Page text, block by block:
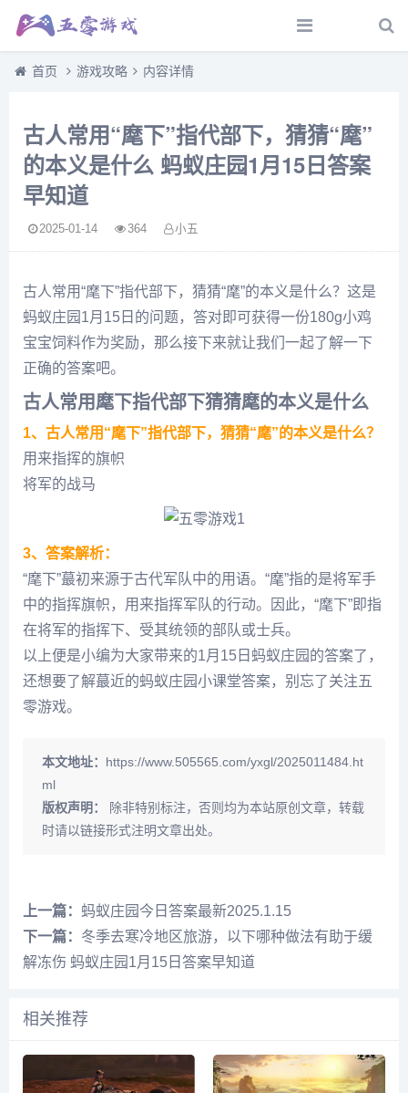
首页 游戏攻略 内容详情
古人常用“麾下”指代部下，猜猜“麾”
的本义是什么 蚂蚁庄园1月15日答案
早知道
2025-01-14 364 小五
古人常用“麾下”指代部下，猜猜“麾”的本义是什么？这是
蚂蚁庄园1月15日的问题，答对即可获得一份180g小鸡
宝宝饲料作为奖励，那么接下来就让我们一起了解一下
正确的答案吧。
古人常用麾下指代部下猜猜麾的本义是什么
1、古人常用“麾下”指代部下，猜猜“麾”的本义是什么？
用来指挥的旗帜
将军的战马
3、答案解析：
“麾下”蕞初来源于古代军队中的用语。“麾”指的是将军手
中的指挥旗帜，用来指挥军队的行动。因此，“麾下”即指
在将军的指挥下、受其统领的部队或士兵。
以上便是小编为大家带来的1月15日蚂蚁庄园的答案了，
还想要了解蕞近的蚂蚁庄园小课堂答案，别忘了关注五
零游戏。
本文地址： https://www.505565.com/yxgl/2025011484.ht
ml
版权声明：
除非特别标注，否则均为本站原创文章，转载
时请以链接形式注明文章出处。
上一篇： 蚂蚁庄园今日答案最新2025.1.15
下一篇： 冬季去寒冷地区旅游，以下哪种做法有助于缓
解冻伤 蚂蚁庄园1月15日答案早知道
相关推荐